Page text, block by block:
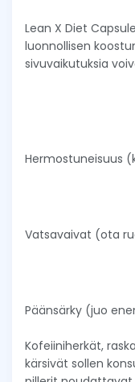
Lean X Diet
luonnollisen
sivuvaikutuksia
Hermostuneisuus
Vatsavaivat (ota
Päänsärky (juo
Kofeiiniherkät,
kärsivät sollen